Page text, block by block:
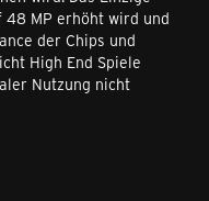
48 MP erhöht wird und
der Chips und
High End Spiele
Nutzung nicht